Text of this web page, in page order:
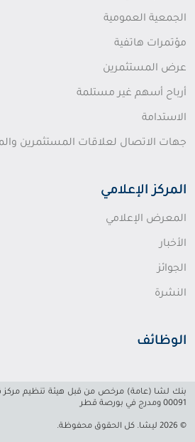
الجمعية العمومية
مؤتمرات هاتفية
عرض المستثمرين
أرباح أسهم غير مستلمة
الاستدامة
جهات الاتصال لعلاقات المستثمرين
المركز الإعلامي
المعرض الإعلامي
الأخبار
الجوائز
النشرة
الوظائف
بنك لشا (عامة) مرخص من قبل هيئة تنظيم
00091 ومدرج في بورصة قطر
© 2026 ليشا. كل الحقوق محفوظة.